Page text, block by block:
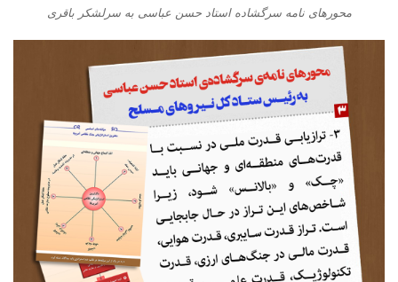
محورهای نامه سرگشاده استاد حسن عباسی به سرلشکر باقری